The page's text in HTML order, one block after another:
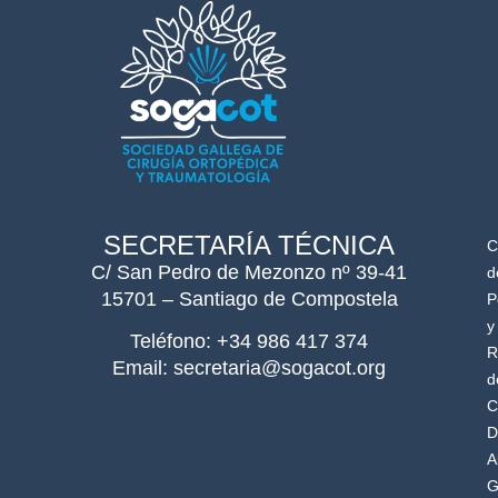
SECRETARÍA TÉCNICA
C/ San Pedro de Mezonzo nº 39-41
15701 – Santiago de Compostela
Teléfono: +34 986 417 374
Email: secretaria@sogacot.org
y